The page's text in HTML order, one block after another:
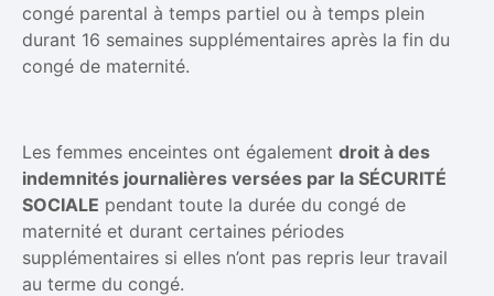
congé parental à temps partiel ou à temps plein
durant 16 semaines supplémentaires après la fin du
congé de maternité.
Les femmes enceintes ont également droit à des
indemnités journalières versées par la SÉCURITÉ
SOCIALE pendant toute la durée du congé de
maternité et durant certaines périodes
supplémentaires si elles n’ont pas repris leur travail
au terme du congé.